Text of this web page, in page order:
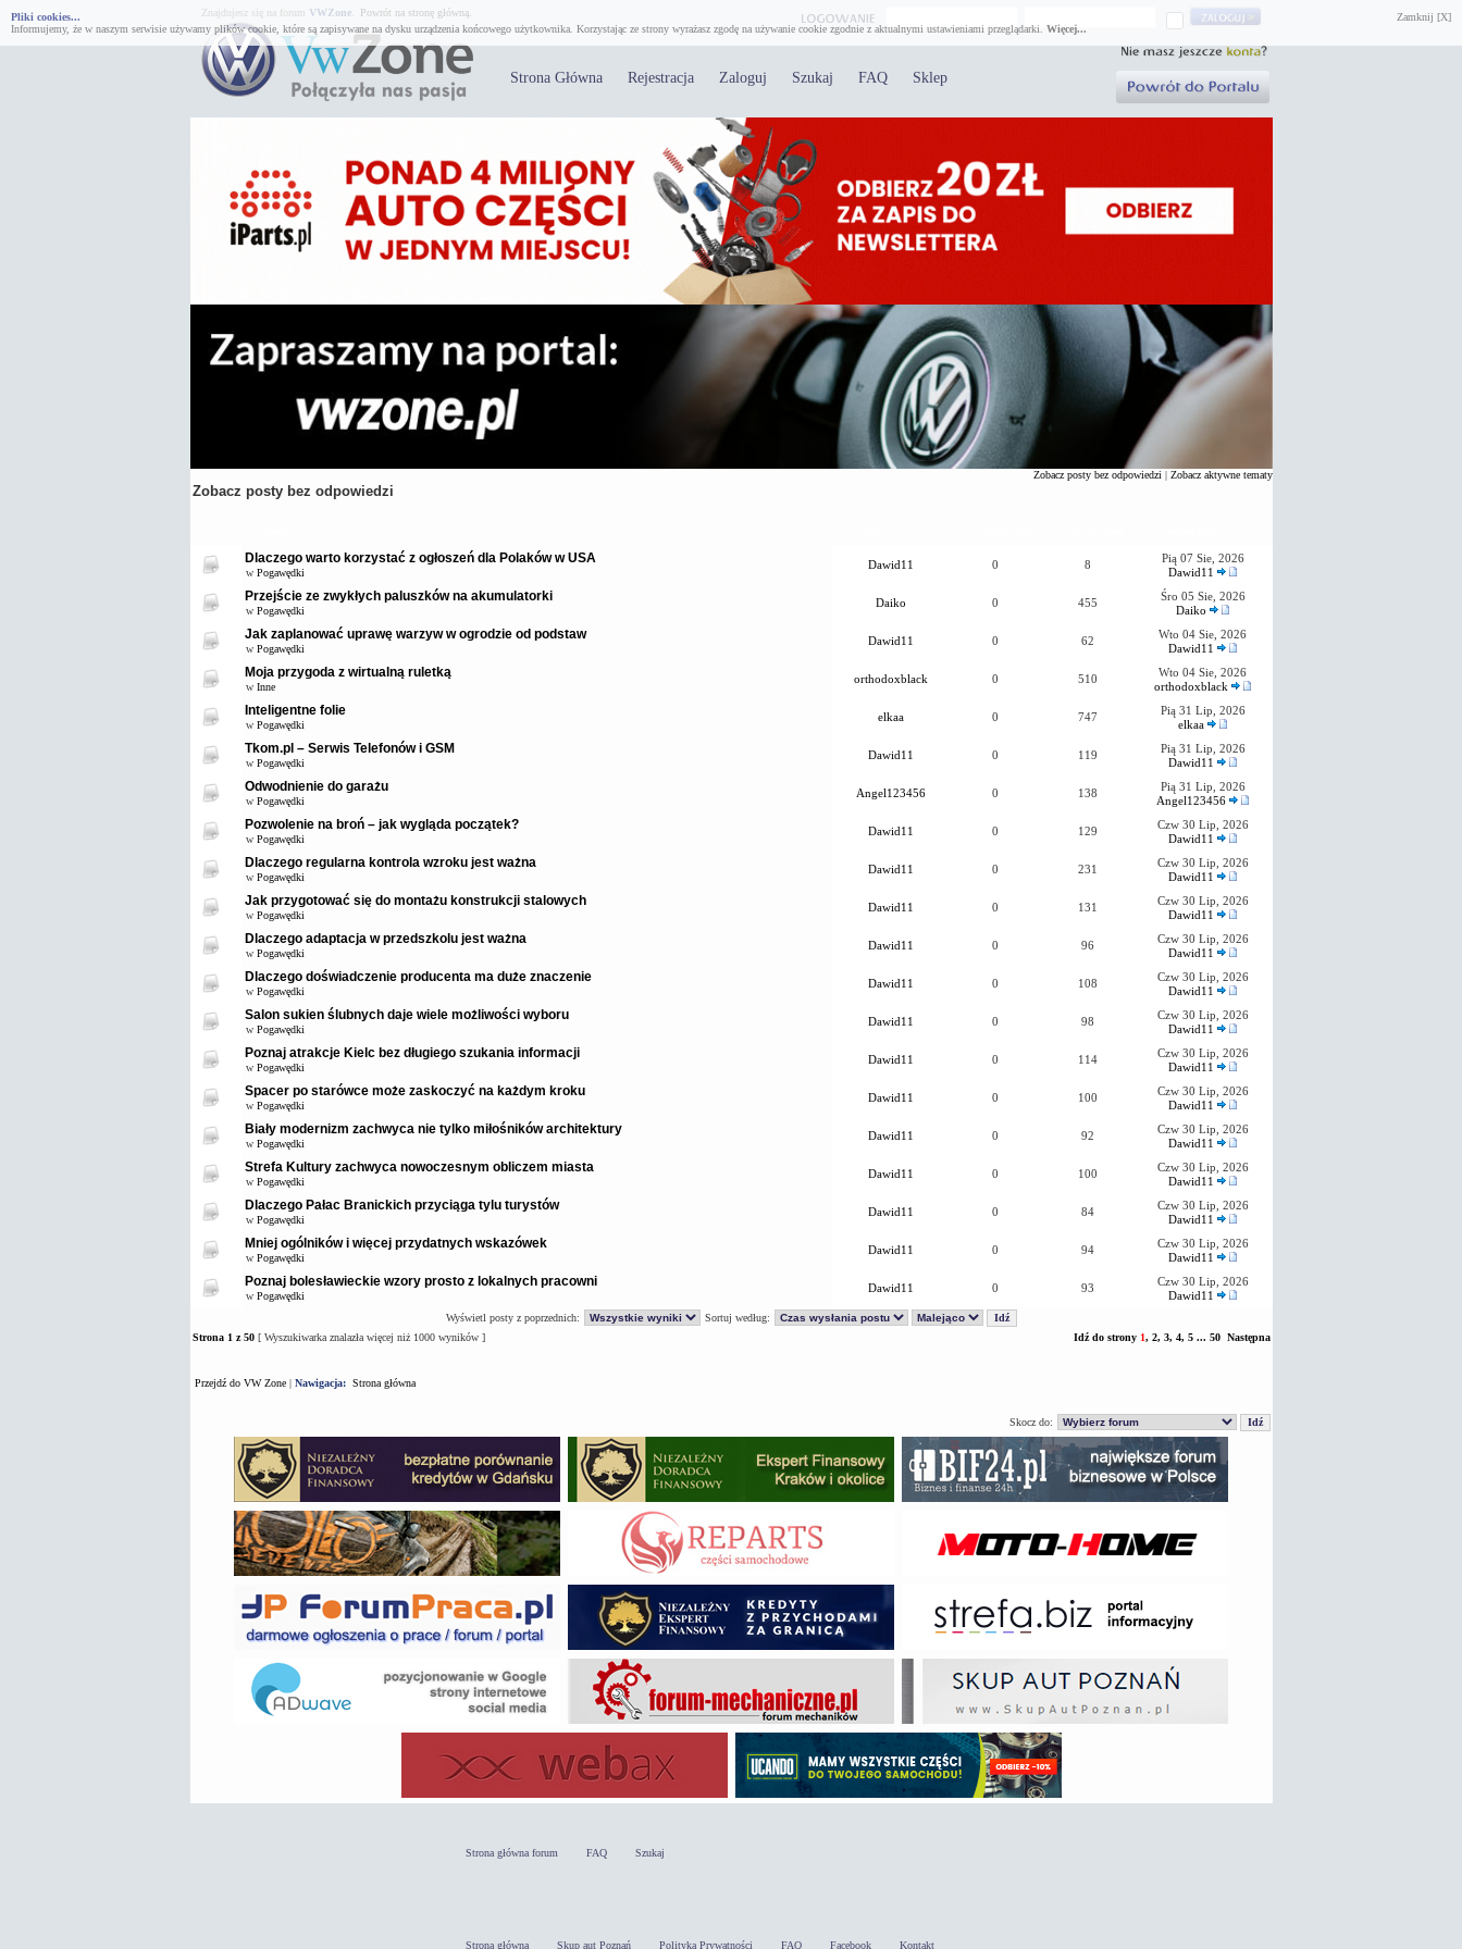
Zamknij [X]
Pliki cookies...
Informujemy, że w naszym serwisie używamy plików cookie, które są zapisywane na dysku urządzenia końcowego użytkownika. Korzystając ze strony wyrażasz zgodę na używanie cookie zgodnie z aktualnymi ustawieniami przeglądarki. Więcej...
Znajdujesz się na forum VWZone. Powrót na stronę główną.
Strona Główna Rejestracja Zaloguj Szukaj FAQ Sklep
Zobacz posty bez odpowiedzi | Zobacz aktywne tematy
Zobacz posty bez odpowiedzi
Dlaczego warto korzystać z ogłoszeń dla Polaków w USA
w Pogawędki
Dawid11 0 8
Pią 07 Sie, 2026
Dawid11
Przejście ze zwykłych paluszków na akumulatorki
w Pogawędki
Daiko 0 455
Śro 05 Sie, 2026
Daiko
Jak zaplanować uprawę warzyw w ogrodzie od podstaw
w Pogawędki
Dawid11 0 62
Wto 04 Sie, 2026
Dawid11
Moja przygoda z wirtualną ruletką
w Inne
orthodoxblack 0 510
Wto 04 Sie, 2026
orthodoxblack
Inteligentne folie
w Pogawędki
elkaa 0 747
Pią 31 Lip, 2026
elkaa
Tkom.pl – Serwis Telefonów i GSM
w Pogawędki
Dawid11 0 119
Pią 31 Lip, 2026
Dawid11
Odwodnienie do garażu
w Pogawędki
Angel123456 0 138
Pią 31 Lip, 2026
Angel123456
Pozwolenie na broń – jak wygląda początek?
w Pogawędki
Dawid11 0 129
Czw 30 Lip, 2026
Dawid11
Dlaczego regularna kontrola wzroku jest ważna
w Pogawędki
Dawid11 0 231
Czw 30 Lip, 2026
Dawid11
Jak przygotować się do montażu konstrukcji stalowych
w Pogawędki
Dawid11 0 131
Czw 30 Lip, 2026
Dawid11
Dlaczego adaptacja w przedszkolu jest ważna
w Pogawędki
Dawid11 0 96
Czw 30 Lip, 2026
Dawid11
Dlaczego doświadczenie producenta ma duże znaczenie
w Pogawędki
Dawid11 0 108
Czw 30 Lip, 2026
Dawid11
Salon sukien ślubnych daje wiele możliwości wyboru
w Pogawędki
Dawid11 0 98
Czw 30 Lip, 2026
Dawid11
Poznaj atrakcje Kielc bez długiego szukania informacji
w Pogawędki
Dawid11 0 114
Czw 30 Lip, 2026
Dawid11
Spacer po starówce może zaskoczyć na każdym kroku
w Pogawędki
Dawid11 0 100
Czw 30 Lip, 2026
Dawid11
Biały modernizm zachwyca nie tylko miłośników architektury
w Pogawędki
Dawid11 0 92
Czw 30 Lip, 2026
Dawid11
Strefa Kultury zachwyca nowoczesnym obliczem miasta
w Pogawędki
Dawid11 0 100
Czw 30 Lip, 2026
Dawid11
Dlaczego Pałac Branickich przyciąga tylu turystów
w Pogawędki
Dawid11 0 84
Czw 30 Lip, 2026
Dawid11
Mniej ogólników i więcej przydatnych wskazówek
w Pogawędki
Dawid11 0 94
Czw 30 Lip, 2026
Dawid11
Poznaj bolesławieckie wzory prosto z lokalnych pracowni
w Pogawędki
Dawid11 0 93
Czw 30 Lip, 2026
Dawid11
Wyświetl posty z poprzednich:
Sortuj według:
Strona 1 z50[ Wyszukiwarka znalazła więcej niż 1000 wyników ] Idź do strony 1, 2, 3, 4, 5... 50 Następna
Przejdź do VW Zone| Nawigacja: Strona główna
Skocz do:
Strona główna forum FAQ Szukaj
Strona główna Skup aut Poznań Polityka Prywatności FAQ Facebook Kontakt